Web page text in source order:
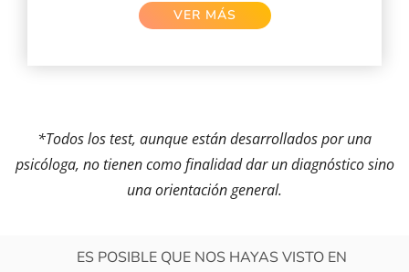
VER MÁS​
*Todos los test, aunque están desarrollados por una
psicóloga, no tienen como finalidad dar un diagnóstico sino
una orientación general.
ES POSIBLE QUE NOS HAYAS VISTO EN